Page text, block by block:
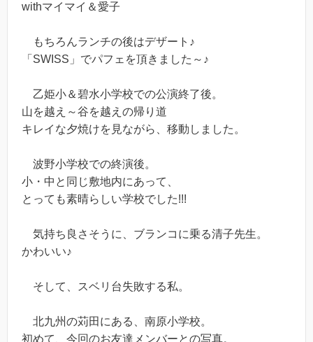
withマイマイ＆愛子
もちろんランチの後はデザート♪
「SWISS」でパフェを頂きました～♪
乙姫小＆碧水小学校での公演終了後。
山を越え～谷を越えの帰り道
キレイな夕焼けを見ながら、移動しました。
波野小学校での終演後。
小・中と同じ敷地内にあって、
とっても素晴らしい学校でした!!!
気持ち良さそうに、ブランコに乗る清子先生。
かわいい♪
そして、スベリ台失敗する私。
北九州の苅田にある、南原小学校。
初めて、今回のお友達メンバーとの写真。